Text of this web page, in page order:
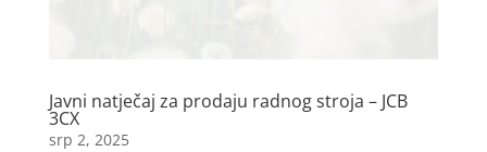
Javni natječaj za prodaju radnog stroja – JCB
3CX
srp 2, 2025